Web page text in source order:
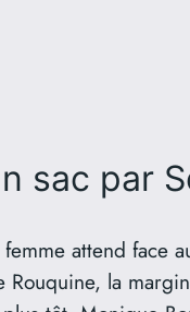
sac par
attend face
Rouquine, la